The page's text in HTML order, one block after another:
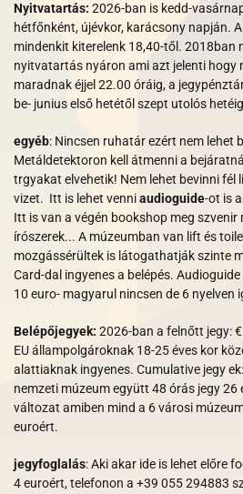
Nyitvatartás: 2026-ban is kedd-
hétfőnként, újévkor, karácsony napján.
mindenkit kiterelenk 18,40-től. 2018ban
nyitvatartás nyáron ami azt jelenti hogy
maradnak éjjel 22.00 óráig, a
be- junius első hetétől szept utolós
egyéb: Nincsen ruhatár ezért nem lehet
Metáldetektoron kell átmenni a
trgyakat elvehetik! Nem lehet bevinni fél
vizet. Itt is lehet venniaudioguide-ot is
Itt is van a végén bookshop meg szvenir
írószerek... A múzeumban van lift és
mozgássérültek is látogathatják szinte
Card-dal ingyenes a belépés.
10 euro- magyarul nincsen de 6 nyelven
Belépőjegyek: 2026-ban a felnőtt jegy:
EU állampolgároknak 18-25 éves kor
alattiaknak ingyenes. Cumulative jegy
nemzeti múzeum együtt 48 órás jegy 26
változat amiben mind a 6 városi
euroért.
jegyfoglalás: Aki akar ide is lehet előre
4 euroért, telefonon a +39 055 294883